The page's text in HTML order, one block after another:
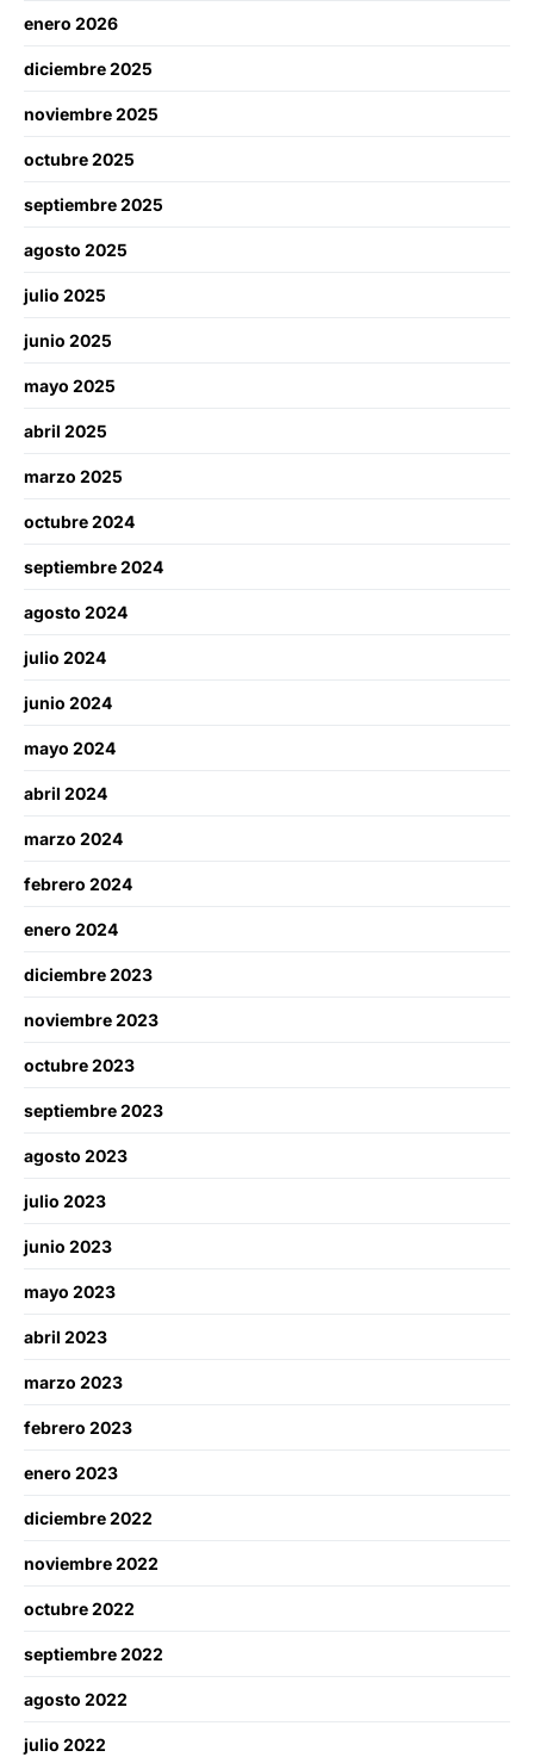
enero 2026
diciembre 2025
noviembre 2025
octubre 2025
septiembre 2025
agosto 2025
julio 2025
junio 2025
mayo 2025
abril 2025
marzo 2025
octubre 2024
septiembre 2024
agosto 2024
julio 2024
junio 2024
mayo 2024
abril 2024
marzo 2024
febrero 2024
enero 2024
diciembre 2023
noviembre 2023
octubre 2023
septiembre 2023
agosto 2023
julio 2023
junio 2023
mayo 2023
abril 2023
marzo 2023
febrero 2023
enero 2023
diciembre 2022
noviembre 2022
octubre 2022
septiembre 2022
agosto 2022
julio 2022